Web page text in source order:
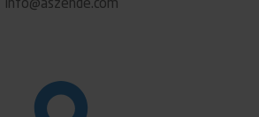
info@aszende.com